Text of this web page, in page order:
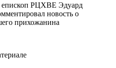
епископ РЦХВЕ Эдуард
новость о
прихожанина